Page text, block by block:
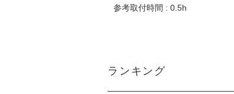
参考取付時間 : 0.5h
ランキング